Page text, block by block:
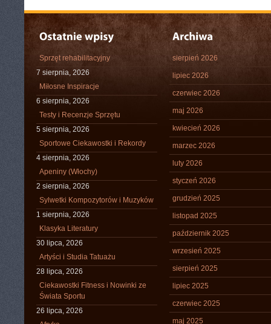
Sprzęt rehabilitacyjny
7 sierpnia, 2026
Miłosne Inspiracje
6 sierpnia, 2026
Testy i Recenzje Sprzętu
5 sierpnia, 2026
Sportowe Ciekawostki i Rekordy
4 sierpnia, 2026
Apeniny (Włochy)
2 sierpnia, 2026
Sylwetki Kompozytorów i Muzyków
1 sierpnia, 2026
Klasyka Literatury
30 lipca, 2026
Artyści i Studia Tatuażu
28 lipca, 2026
Ciekawostki Fitness i Nowinki ze
Świata Sportu
26 lipca, 2026
sierpień 2026
lipiec 2026
czerwiec 2026
maj 2026
kwiecień 2026
marzec 2026
luty 2026
styczeń 2026
grudzień 2025
listopad 2025
październik 2025
wrzesień 2025
sierpień 2025
lipiec 2025
czerwiec 2025
maj 2025